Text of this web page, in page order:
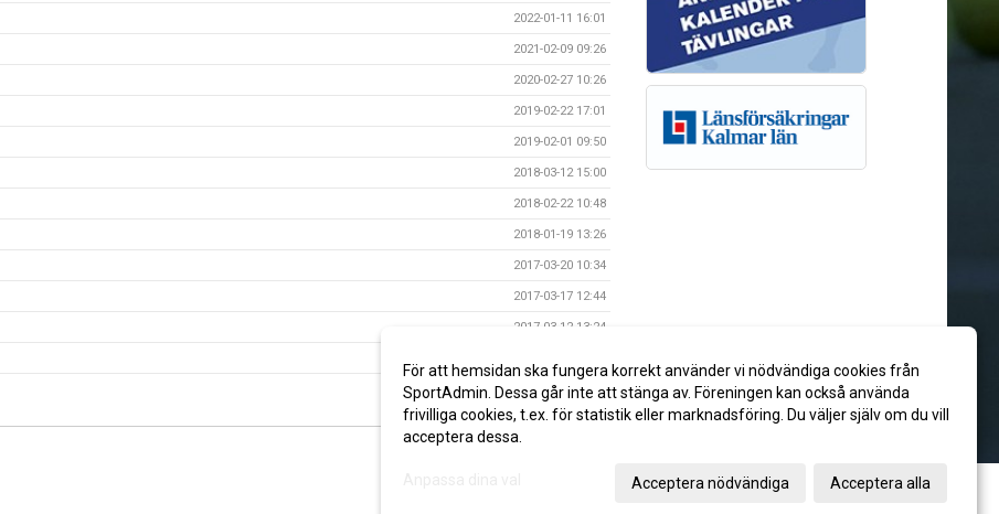
2022-01-11 16:01
2021-02-09 09:26
2020-02-27 10:26
2019-02-22 17:01
2019-02-01 09:50
2018-03-12 15:00
2018-02-22 10:48
2018-01-19 13:26
2017-03-20 10:34
2017-03-17 12:44
2017-03-12 13:24
2017-03-05 20:09
För att hemsidan ska fungera korrekt använder vi nödvändiga cookies från
SportAdmin. Dessa går inte att stänga av. Föreningen kan också använda
frivilliga cookies, t.ex. för statistik eller marknadsföring. Du väljer själv om du vill
acceptera dessa.
Acceptera nödvändiga Acceptera alla